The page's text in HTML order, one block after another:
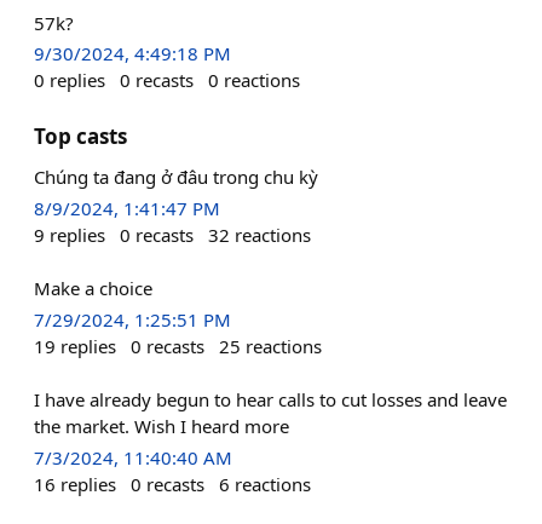
57k?
9/30/2024, 4:49:18 PM
0 replies 0 recasts 0 reactions
Top casts
Chúng ta đang ở đâu trong chu kỳ
8/9/2024, 1:41:47 PM
9 replies 0 recasts 32 reactions
Make a choice
7/29/2024, 1:25:51 PM
19 replies 0 recasts 25 reactions
I have already begun to hear calls to cut losses and leave
the market. Wish I heard more
7/3/2024, 11:40:40 AM
16 replies 0 recasts 6 reactions